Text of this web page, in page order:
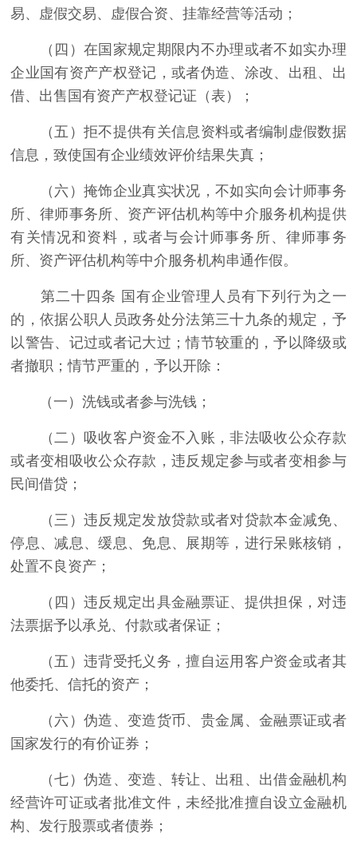
易、虚假交易、虚假合资、挂靠经营等活动；
（四）在国家规定期限内不办理或者不如实办理
企业国有资产产权登记，或者伪造、涂改、出租、出
借、出售国有资产产权登记证（表）；
（五）拒不提供有关信息资料或者编制虚假数据
信息，致使国有企业绩效评价结果失真；
（六）掩饰企业真实状况，不如实向会计师事务
所、律师事务所、资产评估机构等中介服务机构提供
有关情况和资料，或者与会计师事务所、律师事务
所、资产评估机构等中介服务机构串通作假。
第二十四条 国有企业管理人员有下列行为之一
的，依据公职人员政务处分法第三十九条的规定，予
以警告、记过或者记大过；情节较重的，予以降级或
者撤职；情节严重的，予以开除：
（一）洗钱或者参与洗钱；
（二）吸收客户资金不入账，非法吸收公众存款
或者变相吸收公众存款，违反规定参与或者变相参与
民间借贷；
（三）违反规定发放贷款或者对贷款本金减免、
停息、减息、缓息、免息、展期等，进行呆账核销，
处置不良资产；
（四）违反规定出具金融票证、提供担保，对违
法票据予以承兑、付款或者保证；
（五）违背受托义务，擅自运用客户资金或者其
他委托、信托的资产；
（六）伪造、变造货币、贵金属、金融票证或者
国家发行的有价证券；
（七）伪造、变造、转让、出租、出借金融机构
经营许可证或者批准文件，未经批准擅自设立金融机
构、发行股票或者债券；